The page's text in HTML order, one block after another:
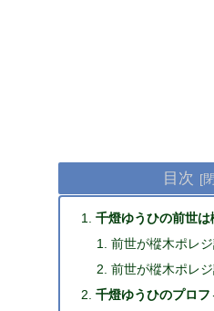
目次
千燈ゆうひの前世は
前世が樅木ポレ
前世が樅木ポレ
千燈ゆうひのプロフ